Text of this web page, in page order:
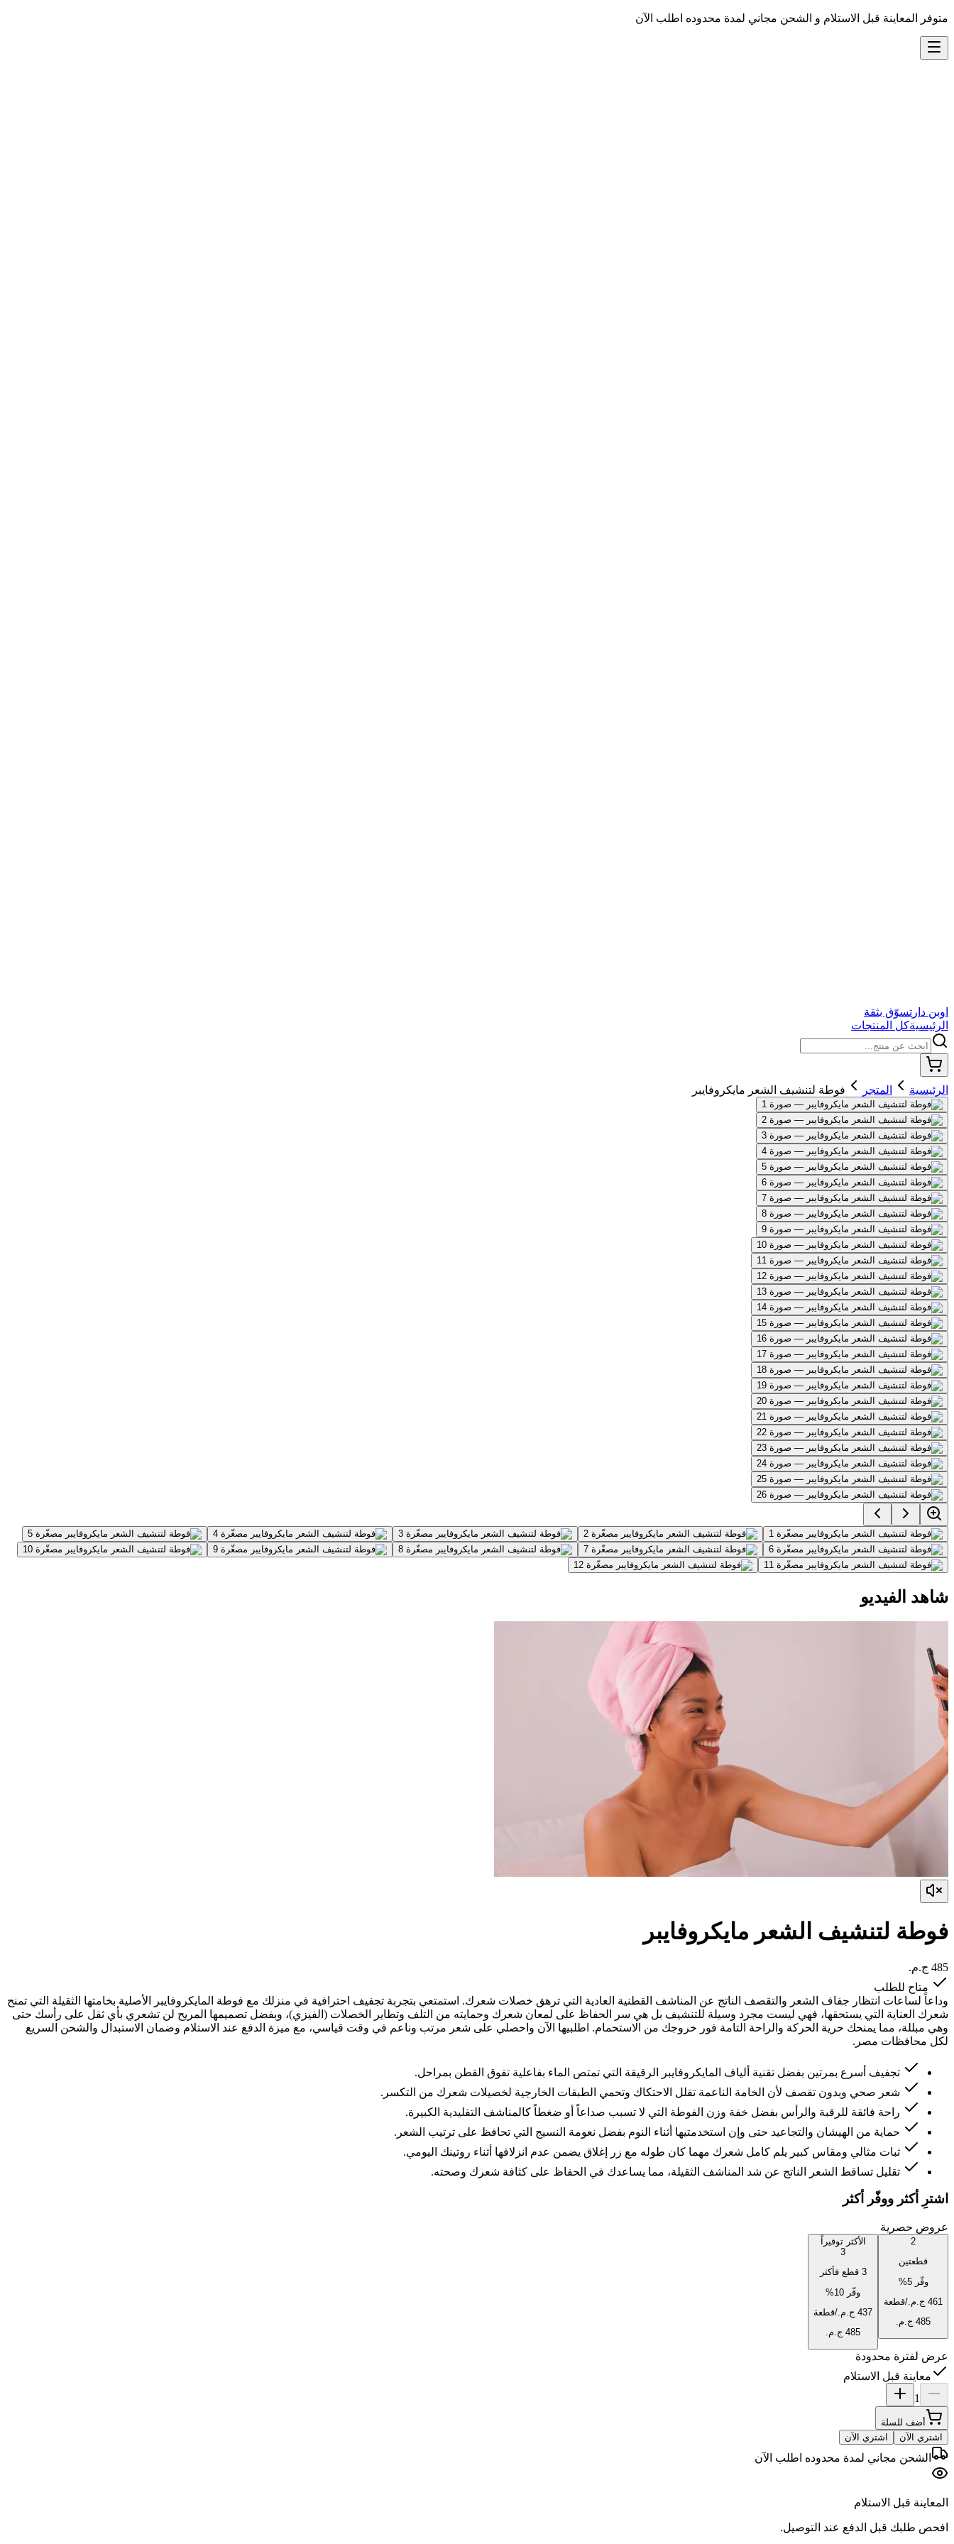
متوفر المعاينة قبل الاستلام و الشحن مجاني لمدة محدوده اطلب الآن
اوبن دار تسوّق بثقة
الرئيسيةكل المنتجات
الرئيسية المتجر فوطة لتنشيف الشعر مايكروفايبر
شاهد الفيديو
فوطة لتنشيف الشعر مايكروفايبر
متاح للطلب
وداعاً لساعات انتظار جفاف الشعر والتقصف الناتج عن المناشف القطنية العادية التي ترهق خصلات شعرك. استمتعي بتجربة تجفيف احترافية في منزلك مع فوطة المايكروفايبر الأصلية بخامتها الثقيلة التي تمنح
شعرك العناية التي يستحقها، فهي ليست مجرد وسيلة للتنشيف بل هي سر الحفاظ على لمعان شعرك وحمايته من التلف وتطاير الخصلات (الفيزي)، وبفضل تصميمها المريح لن تشعري بأي ثقل على رأسك حتى
وهي مبللة، مما يمنحك حرية الحركة والراحة التامة فور خروجك من الاستحمام. اطلبيها الآن واحصلي على شعر مرتب وناعم في وقت قياسي، مع ميزة الدفع عند الاستلام وضمان الاستبدال والشحن السريع
لكل محافظات مصر.
تجفيف أسرع بمرتين بفضل تقنية ألياف المايكروفايبر الرقيقة التي تمتص الماء بفاعلية تفوق القطن بمراحل.
شعر صحي وبدون تقصف لأن الخامة الناعمة تقلل الاحتكاك وتحمي الطبقات الخارجية لخصيلات شعرك من التكسر.
راحة فائقة للرقبة والرأس بفضل خفة وزن الفوطة التي لا تسبب صداعاً أو ضغطاً كالمناشف التقليدية الكبيرة.
حماية من الهيشان والتجاعيد حتى وإن استخدمتيها أثناء النوم بفضل نعومة النسيج التي تحافظ على ترتيب الشعر.
ثبات مثالي ومقاس كبير يلم كامل شعرك مهما كان طوله مع زر إغلاق يضمن عدم انزلاقها أثناء روتينك اليومي.
تقليل تساقط الشعر الناتج عن شد المناشف الثقيلة، مما يساعدك في الحفاظ على كثافة شعرك وصحته.
اشترِ أكثر ووفّر أكثر
عروض حصرية
2
قطعتين
وفّر5
%
/قطعة
الأكثر توفيراً
3
3 قطع فأكثر
وفّر 10
%
/قطعة
عرض لفترة محدودة
معاينة قبل الاستلام
1
أضف للسلة
اشتري الآن
اشتري الآن
الشحن مجاني لمدة محدوده اطلب الآن
المعاينة قبل الاستلام
افحص طلبك قبل الدفع عند التوصيل.